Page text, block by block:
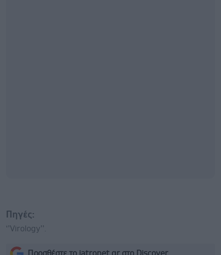
Πηγές:
‘’Virology’’.
Προσθέστε το iatronet.gr στο Discover